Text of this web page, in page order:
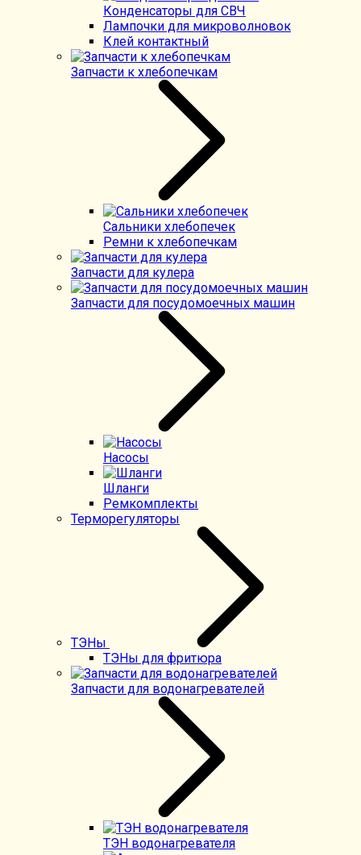
Конденсаторы для СВЧ
Лампочки для микроволновок
Клей контактный
Запчасти к хлебопечкам
Сальники хлебопечек
Ремни к хлебопечкам
Запчасти для кулера
Запчасти для посудомоечных машин
Насосы
Шланги
Ремкомплекты
Терморегуляторы
ТЭНы
ТЭНы для фритюра
Запчасти для водонагревателей
ТЭН водонагревателя